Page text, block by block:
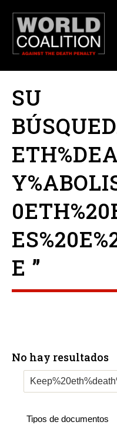
SU
E ”
No hay resultados